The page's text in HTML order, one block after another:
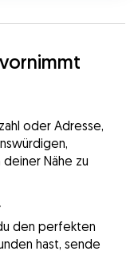
oder Adresse,
Nähe zu
den perfekten
hast, sende